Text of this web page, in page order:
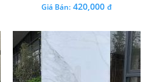
Giá Bán:420,000 đ